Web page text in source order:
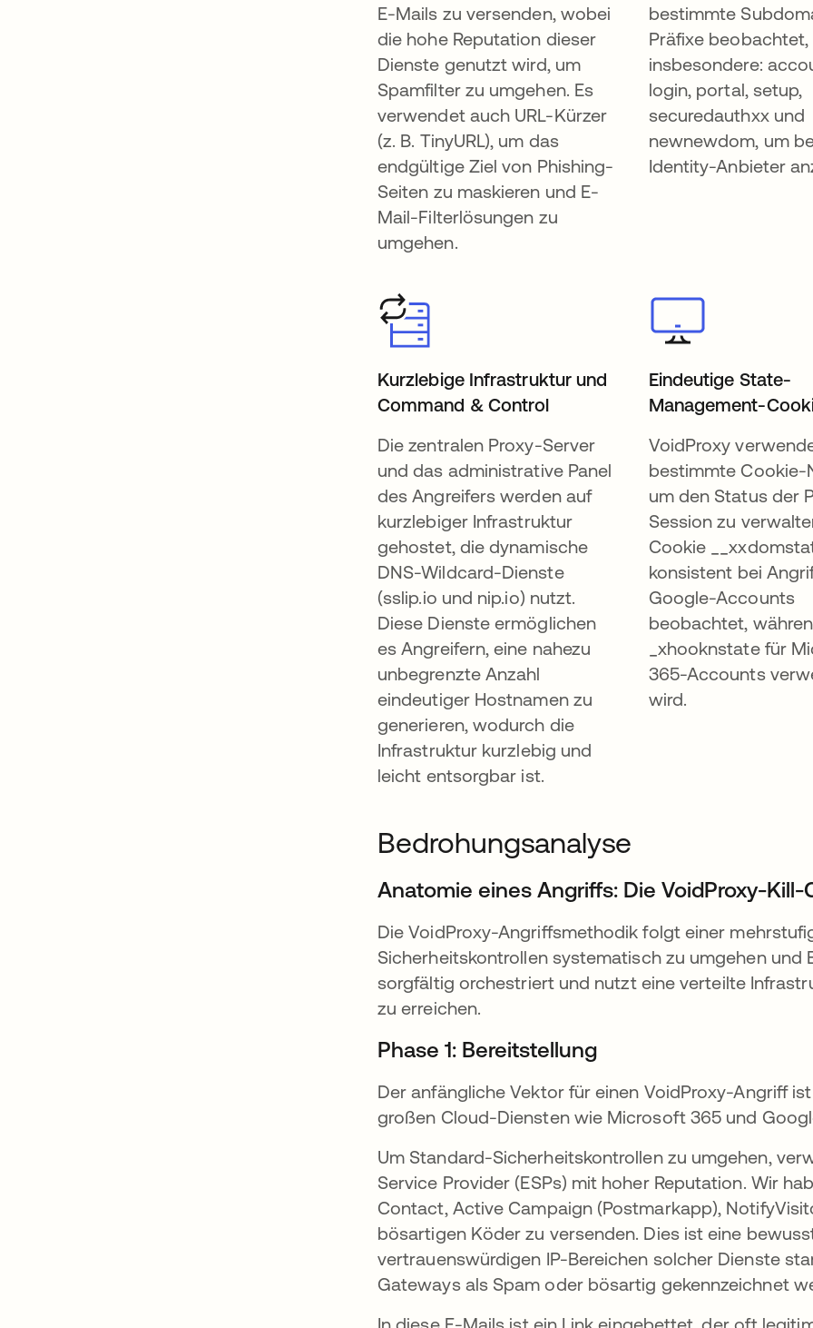
E-Mails zu versenden, wobei
die hohe Reputation dieser
Dienste genutzt wird, um
Spamfilter zu umgehen. Es
verwendet auch URL-Kürzer
(z. B. TinyURL), um das
endgültige Ziel von Phishing-
Seiten zu maskieren und E-
Mail-Filterlösungen zu
umgehen.
bestimmte
Präfixe beobachtet,
insbesondere:
login, portal, setup,
securedauthxx und
newnewdom, um
Identity-Anbieter
Kurzlebige Infrastruktur und
Command & Control
Die zentralen Proxy-Server
und das administrative Panel
des Angreifers werden auf
kurzlebiger Infrastruktur
gehostet, die dynamische
DNS-Wildcard-Dienste
(sslip.io und nip.io) nutzt.
Diese Dienste ermöglichen
es Angreifern, eine nahezu
unbegrenzte Anzahl
eindeutiger Hostnamen zu
generieren, wodurch die
Infrastruktur kurzlebig und
leicht entsorgbar ist.
Eindeutige State-
Management-
VoidProxy
bestimmte Cookie-
um den Status der
Session zu
Cookie
konsistent bei
Google-Accounts
beobachtet,
_xhooknstate für
365-Accounts
wird.
Bedrohungsanalyse
Anatomie eines Angriffs: Die VoidProxy-Kill-
Die VoidProxy-Angriffsmethodik folgt einer
Sicherheitskontrollen systematisch zu umgehen und
sorgfältig orchestriert und nutzt eine verteilte
zu erreichen.
Phase 1: Bereitstellung
Der anfängliche Vektor für einen VoidProxy-Angriff
großen Cloud-Diensten wie Microsoft 365 und
Um Standard-Sicherheitskontrollen zu umgehen,
Service Provider (ESPs) mit hoher Reputation. Wir
Contact, Active Campaign (Postmarkapp),
bösartigen Köder zu versenden. Dies ist eine
vertrauenswürdigen IP-Bereichen solcher Dienste
Gateways als Spam oder bösartig gekennzeichnet